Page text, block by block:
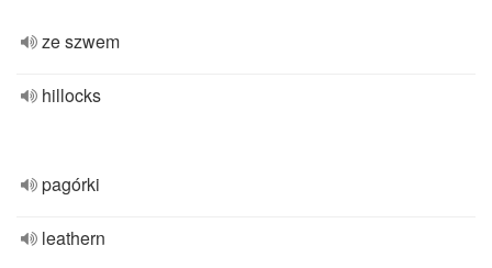
ze szwem
hillocks
pagórki
leathern